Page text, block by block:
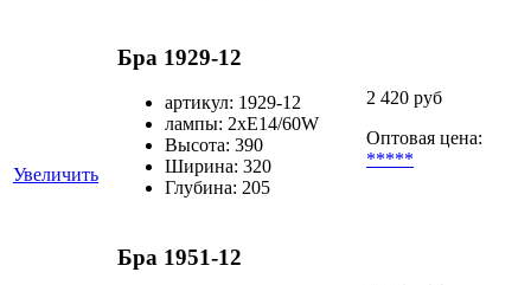
Увеличить
Бра 1929-12
артикул: 1929-12
лампы: 2хЕ14/60W
Высота: 390
Ширина: 320
Глубина: 205
2 420 руб
Оптовая цена:
*****
Бра 1951-12